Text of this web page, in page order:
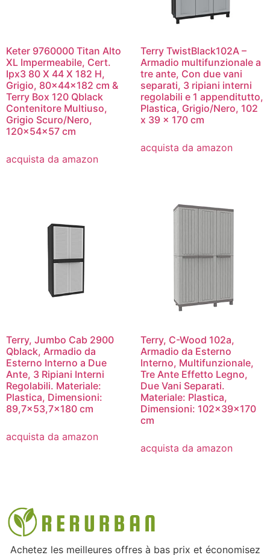
Keter 9760000 Titan Alto
XL Impermeabile, Cert.
Ipx3 80 X 44 X 182 H,
Grigio, 80x44x182 cm &
Terry Box 120 Qblack
Contenitore Multiuso,
Grigio Scuro/Nero,
120x54x57 cm
acquista da amazon
Terry TwistBlack102A –
Armadio multifunzionale a
tre ante, Con due vani
separati, 3 ripiani interni
regolabili e 1 appenditutto,
Plastica, Grigio/Nero, 102
x 39 x 170 cm
acquista da amazon
Terry, Jumbo Cab 2900
Qblack, Armadio da
Esterno Interno a Due
Ante, 3 Ripiani Interni
Regolabili. Materiale:
Plastica, Dimensioni:
89,7×53,7×180 cm
acquista da amazon
Terry, C-Wood 102a,
Armadio da Esterno
Interno, Multifunzionale,
Tre Ante Effetto Legno,
Due Vani Separati.
Materiale: Plastica,
Dimensioni: 102x39x170
cm
acquista da amazon
Achetez les meilleures offres à bas prix et économisez